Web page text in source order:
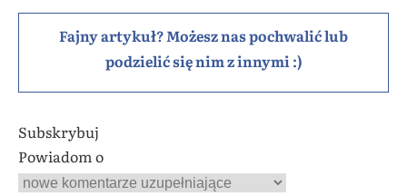
Fajny artykuł? Możesz nas pochwalić lub
podzielić się nim z innymi :)
Subskrybuj
Powiadom o